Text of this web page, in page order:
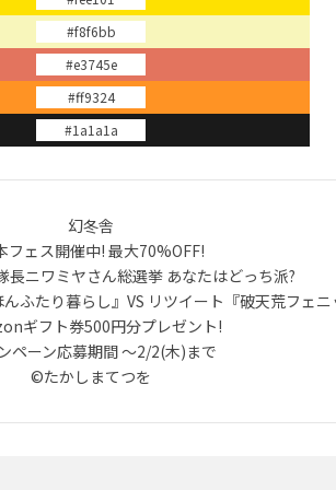
#f8f6bb
#e3745e
#ff9324
#1a1a1a
幻冬舎
フェス開催中! 最大70%OFF!
長ニワミヤさん総選挙 あなたはどっち派?
ふたり暮らし』VS リツイート『破天荒フェ
ギフト券500円分プレゼント!
ペーン応募期間 ～2/2(木)まで
©たかしまてつを